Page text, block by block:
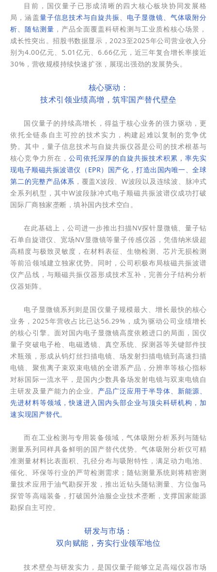
目前，国仪量子已形成清晰的四大核心板块协同发展格
局，涵盖量子信息技术与自旋共振、电子显微镜、气体吸附分
析、随钻测量 ，产品全面覆盖科研检测与工业质检核心场景，
成长性突出。招股书数据显示，2023至2025年公司营业收入分
别为4.00亿元、5.01亿元、6.66亿元，近三年复合增长率接近
30%，营收规模持续快速扩张，展现出强劲的发展势头。
核心驱动：
技术引领业绩高增，筑牢国产替代壁垒
国仪量子的持续高增长，得益于核心业务的强力驱动，更
依托全链条自主可控的技术实力，构建起难以复制的竞争优
势。其中，量子信息技术与自旋共振仪器是公司的技术根基与
核心竞争力所在， 公司依托深厚的自旋共振技术积累，率先实
现电子顺磁共振波谱仪（EPR）国产化，打造出国内唯一、全球
第二的完整产品体系 ，覆盖X波段、W波段以及连续波、脉冲式
全系列机型，其中W波段脉冲式电子顺磁共振波谱仪成功打破
国际厂商独家垄断，填补国内技术空白。
在此基础上，公司进一步推出扫描NV探针显微镜、量子钻
石单自旋谱仪、宽场NV显微镜等量子传感仪器，凭借纳米级超
高精度与极致灵敏度，在材料表征、生物检测、芯片无损检测
等前沿领域建立独家优势。同时，公司积极布局核磁共振波谱
仪产品线，与顺磁共振仪器形成技术互补，完善分子结构分析
仪器矩阵。
电子显微镜系列则是国仪量子规模最大、增长最快的核心
业务，2025年营收占比已达56.29%，成为驱动公司业绩增长
的核心引擎。面对国内电子显微镜高度依赖进口的局面，国仪
量子突破电子枪、电磁透镜、真空系统、探测器等关键部件技
术瓶颈，形成从钨灯丝扫描电镜、场发射扫描电镜到高速扫描
电镜、聚焦离子束双束电镜的全谱系产品，分辨率等核心指标
对标国际一流水平，是国内少数具备场发射电镜与双束电镜自
主研发及量产能力的企业。 产品广泛应用于半导体、新能源、
先进材料等领域，快速进入国内头部企业与顶尖科研机构，加
速实现国产替代。
而在工业检测与专用装备领域，气体吸附分析系列与随钻
测量系列同样具备鲜明的国产替代优势。气体吸附分析仪可精
准测量材料比表面积、孔径分布与吸附特性，满足动力电池、
催化、环保等行业的严苛检测需求；随钻测量系统则将精密测
量技术应用于油气勘探开发，推出近钻头随钻测量、方位伽马
探管等高端装备，打破国外油服企业技术垄断，支撑国家能源
勘探自主可控。
研发与市场：
双向赋能，夯实行业领军地位
技术壁垒与研发实力，是国仪量子能够立足高端仪器市场